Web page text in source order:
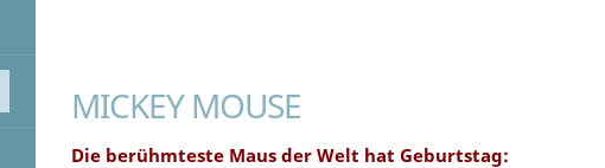
MICKEY MOUSE
Die berühmteste Maus der Welt hat Geburtstag: